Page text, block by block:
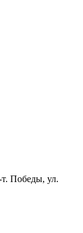
Победы, ул.